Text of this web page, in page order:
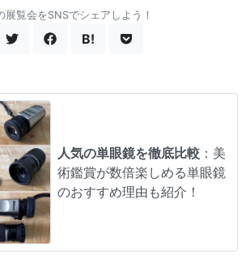
展覧会をSNSでシェアしよう！
B!
人気の単眼鏡を徹底比較 ：美
術鑑賞が数倍楽しめる単眼鏡
のおすすめ理由も紹介！